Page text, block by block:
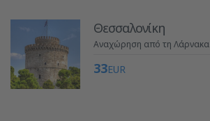
Θεσσαλονίκη
Αναχώρηση από τη Λάρνακα
33EUR